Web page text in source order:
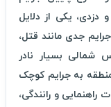
یکی از دلایل
جدی مانند قتل،
شمالی بسیار نادر
به جرایم کوچک
و رانندگی،